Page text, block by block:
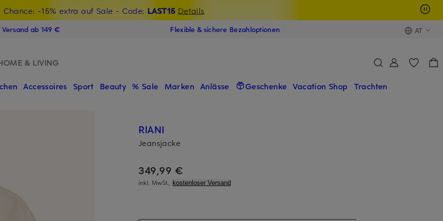
Chance: -15% extra auf Sale LAST15
Willkommensgutschein mit Beyond sichern Details
ab 149 € Flexible & sichere Bezahloptionen AT
& LIVING
Accessoires Sport Beauty % Sale Marken Anlässe Geschenke Vacation Shop Trachten
RIANI
Jeansjacke
349,99 €
inkl. MwSt., kostenloser Versand